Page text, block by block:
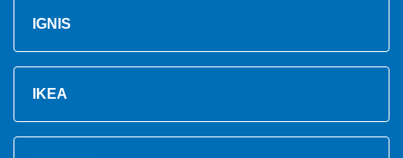
IGNIS
IKEA